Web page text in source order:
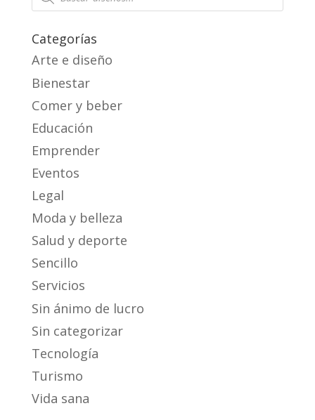
search
Categorías
Arte e diseño
Bienestar
Comer y beber
Educación
Emprender
Eventos
Legal
Moda y belleza
Salud y deporte
Sencillo
Servicios
Sin ánimo de lucro
Sin categorizar
Tecnología
Turismo
Vida sana